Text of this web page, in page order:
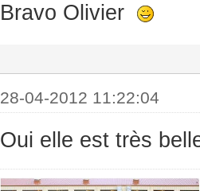
Bravo Olivier
28-04-2012 11:22:04
Oui elle est très